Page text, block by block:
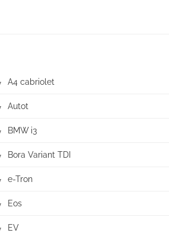
A4 cabriolet
Autot
BMW i3
Bora Variant TDI
e-Tron
Eos
EV